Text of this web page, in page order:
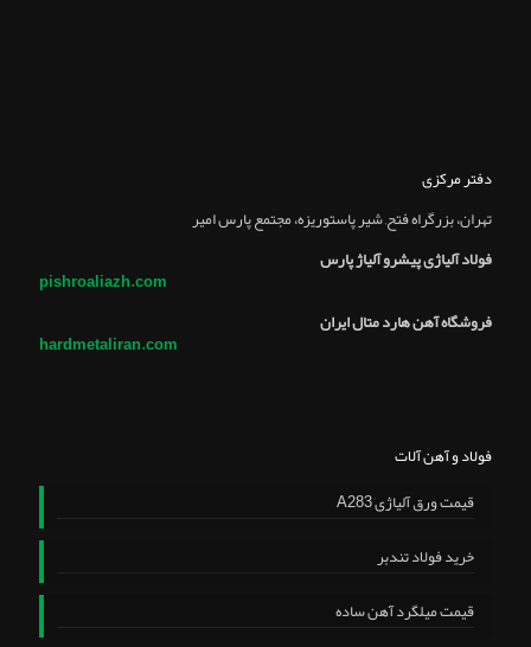
دفتر مرکزی
تهران، بزرگراه فتح, شير پاستوريزه، مجتمع پارس امير
فولاد آلیاژی پیشرو آلیاژ پارس
pishroaliazh.com
فروشگاه آهن هارد متال ایران
hardmetaliran.com
فولاد و آهن آلات
قیمت ورق آلیاژی A283
خرید فولاد تندبر
قیمت میلگرد آهن ساده